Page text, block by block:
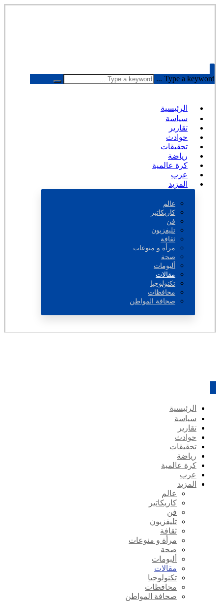
Type a keyword ...
الرئيسية
سياسة
تقارير
حوادث
تحقيقات
رياضة
كرة عالمية
عرب
المزيد
عالم
كاريكاتير
فن
تليفزيون
ثقافة
مرأة و منوعات
صحة
ألبومات
مقالات
تكنولوجيا
محافظات
صحافة المواطن
الرئيسية
سياسة
تقارير
حوادث
تحقيقات
رياضة
كرة عالمية
عرب
المزيد
عالم
كاريكاتير
فن
تليفزيون
ثقافة
مرأة و منوعات
صحة
ألبومات
مقالات
تكنولوجيا
محافظات
صحافة المواطن